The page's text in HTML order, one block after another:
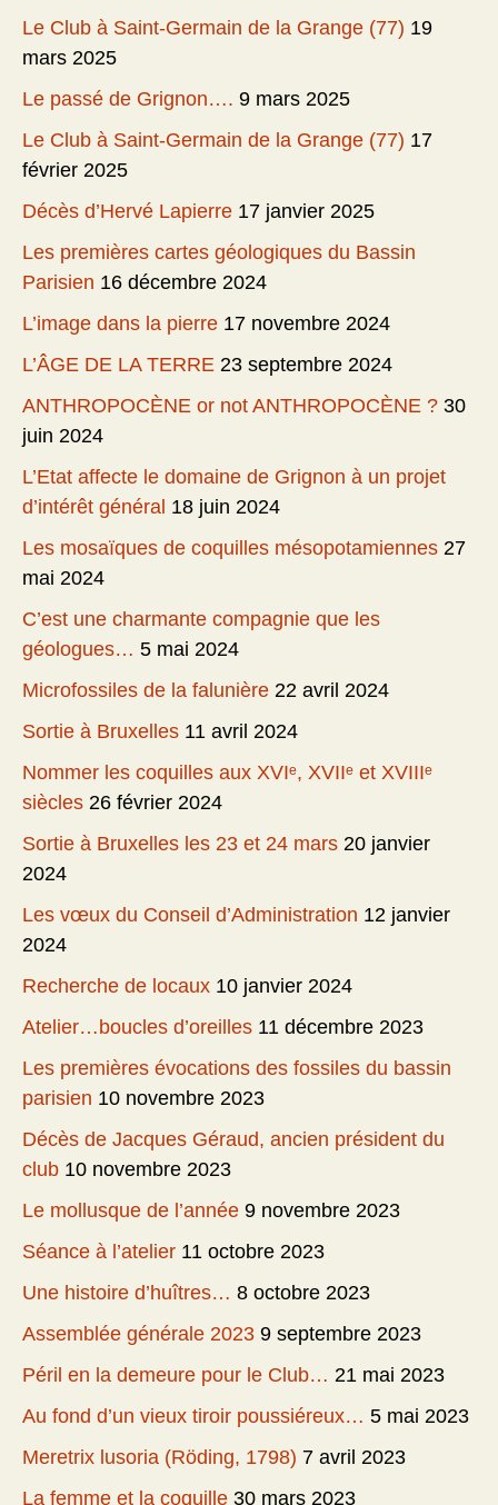
Le Club à Saint-Germain de la Grange (77) 19
mars 2025
Le passé de Grignon…. 9 mars 2025
Le Club à Saint-Germain de la Grange (77) 17
février 2025
Décès d’Hervé Lapierre 17 janvier 2025
Les premières cartes géologiques du Bassin
Parisien 16 décembre 2024
L’image dans la pierre 17 novembre 2024
L’ÂGE DE LA TERRE 23 septembre 2024
ANTHROPOCÈNE or not ANTHROPOCÈNE ? 30
juin 2024
L’Etat affecte le domaine de Grignon à un projet
d’intérêt général 18 juin 2024
Les mosaïques de coquilles mésopotamiennes 27
mai 2024
C’est une charmante compagnie que les
géologues… 5 mai 2024
Microfossiles de la falunière 22 avril 2024
Sortie à Bruxelles 11 avril 2024
Nommer les coquilles aux XVIᵉ, XVIIᵉ et XVIIIᵉ
siècles 26 février 2024
Sortie à Bruxelles les 23 et 24 mars 20 janvier
2024
Les vœux du Conseil d’Administration 12 janvier
2024
Recherche de locaux 10 janvier 2024
Atelier…boucles d’oreilles 11 décembre 2023
Les premières évocations des fossiles du bassin
parisien 10 novembre 2023
Décès de Jacques Géraud, ancien président du
club 10 novembre 2023
Le mollusque de l’année 9 novembre 2023
Séance à l’atelier 11 octobre 2023
Une histoire d’huîtres… 8 octobre 2023
Assemblée générale 2023 9 septembre 2023
Péril en la demeure pour le Club… 21 mai 2023
Au fond d’un vieux tiroir poussiéreux… 5 mai 2023
Meretrix lusoria (Röding, 1798) 7 avril 2023
La femme et la coquille 30 mars 2023